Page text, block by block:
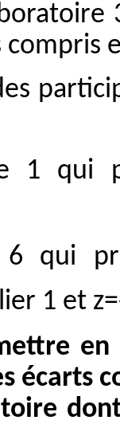
compris
1 qui
6 qui
1 et
écarts